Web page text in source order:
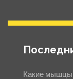
Какие мышцы